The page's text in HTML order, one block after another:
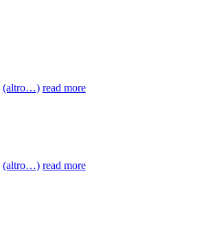
(altro…) read more
(altro…) read more